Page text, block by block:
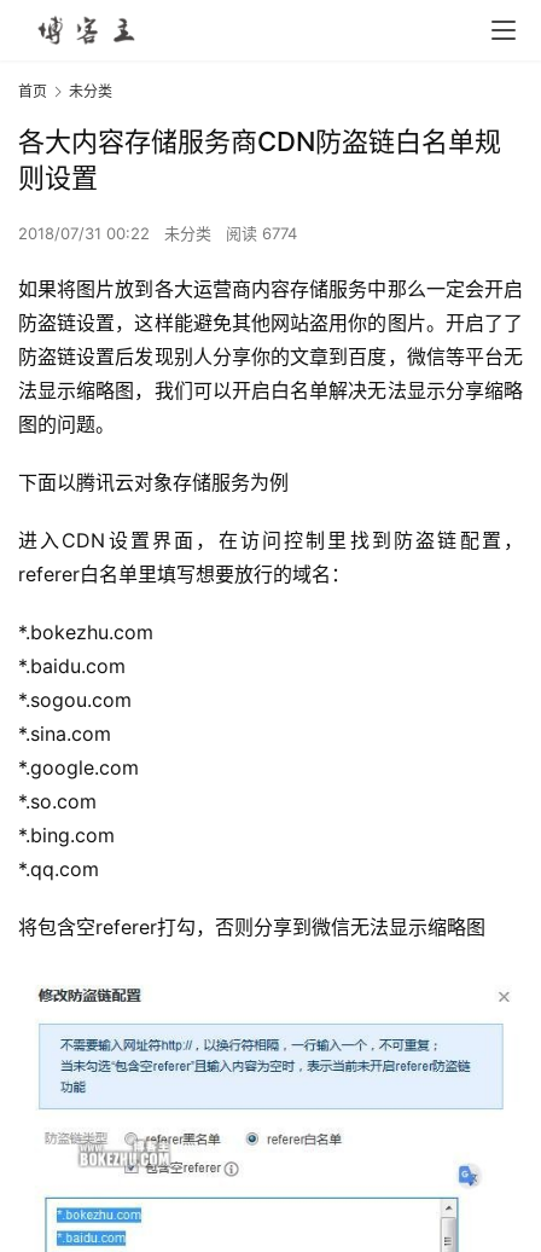
首页 未分类
各大内容存储服务商CDN防盗链白名单规
则设置
2018/07/31 00:22 未分类 阅读 6774
如果将图片放到各大运营商内容存储服务中那么一定会开启
防盗链设置，这样能避免其他网站盗用你的图片。开启了了
防盗链设置后发现别人分享你的文章到百度，微信等平台无
法显示缩略图，我们可以开启白名单解决无法显示分享缩略
图的问题。
下面以腾讯云对象存储服务为例
进入CDN设置界面，在访问控制里找到防盗链配置，
referer白名单里填写想要放行的域名：
*.bokezhu.com
*.baidu.com
*.sogou.com
*.sina.com
*.google.com
*.so.com
*.bing.com
*.qq.com
将包含空referer打勾，否则分享到微信无法显示缩略图